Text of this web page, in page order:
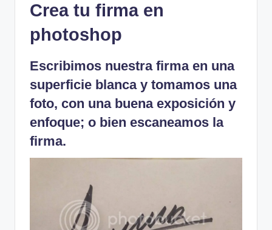
Crea tu firma en
photoshop
Escribimos nuestra firma en una
superficie blanca y tomamos una
foto, con una buena exposición y
enfoque; o bien escaneamos la
firma.